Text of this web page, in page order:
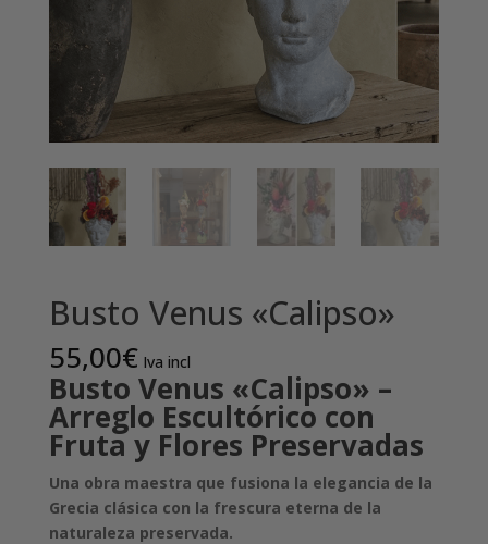
Busto Venus «Calipso»
55,00€ Iva incl
Busto Venus «Calipso» –
Arreglo Escultórico con
Fruta y Flores Preservadas
Una obra maestra que fusiona la elegancia de la
Grecia clásica con la frescura eterna de la
naturaleza preservada.